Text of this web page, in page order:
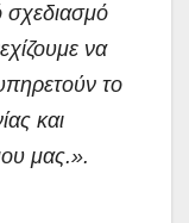
σχεδιασμό
να
το
και
μας.».